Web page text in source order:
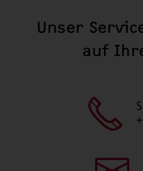
Unser
auf